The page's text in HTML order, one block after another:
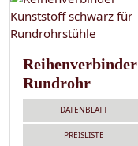
Reihenverbinder
Rundrohr
DATENBLATT
PREISLISTE